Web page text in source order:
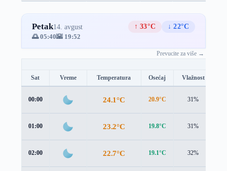
Petak14. avgust ↑ 33°C
↓ 22°C
🌅 05:40🌇 19:52
Prevucite za više →
Sat Vreme Temperatura Osećaj Vlažnost
00:00 24.1°C 20.9°C 31%
01:00 23.2°C 19.8°C 31%
02:00 22.7°C 19.1°C 32%